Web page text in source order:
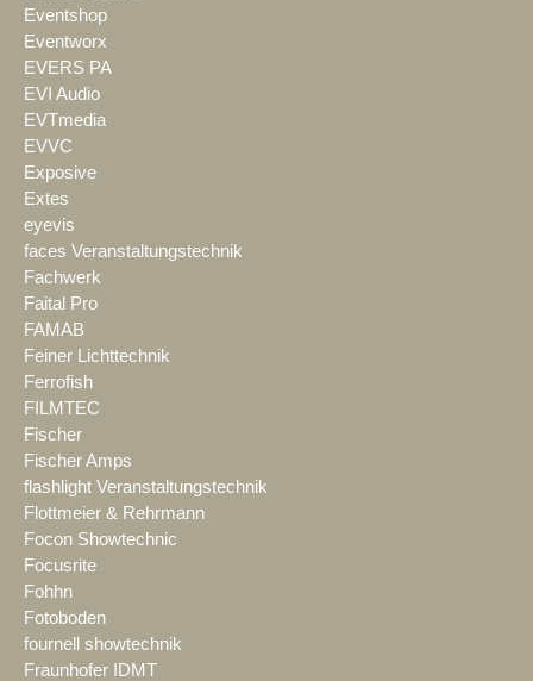
Eventshop
Eventworx
EVERS PA
EVI Audio
EVTmedia
EVVC
Exposive
Extes
eyevis
faces Veranstaltungstechnik
Fachwerk
Faital Pro
FAMAB
Feiner Lichttechnik
Ferrofish
FILMTEC
Fischer
Fischer Amps
flashlight Veranstaltungstechnik
Flottmeier & Rehrmann
Focon Showtechnic
Focusrite
Fohhn
Fotoboden
fournell showtechnik
Fraunhofer IDMT